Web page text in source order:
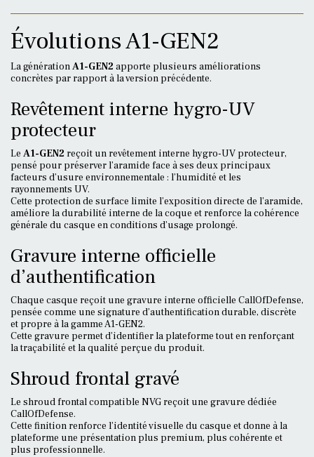
Évolutions A1-GEN2
La générationA1-GEN2 apporte plusieurs améliorations
concrètes par rapport à la version précédente.
Revêtement interne hygro-UV
protecteur
Le A1-GEN2 reçoit un revêtement interne hygro-UV protecteur,
pensé pour préserver l’aramide face à ses deux principaux
facteurs d’usure environnementale : l’humidité et les
rayonnements UV.
Cette protection de surface limite l’exposition directe de l’aramide,
améliore la durabilité interne de la coque et renforce la cohérence
générale du casque en conditions d’usage prolongé.
Gravure interne officielle
d’authentification
Chaque casque reçoit une gravure interne officielle CallOfDefense,
pensée comme une signature d’authentification durable, discrète
et propre à la gamme A1-GEN2.
Cette gravure permet d’identifier la plateforme tout en renforçant
la traçabilité et la qualité perçue du produit.
Shroud frontal gravé
Le shroud frontal compatible NVG reçoit une gravure dédiée
CallOfDefense.
Cette finition renforce l’identité visuelle du casque et donne à la
plateforme une présentation plus premium, plus cohérente et
plus professionnelle.